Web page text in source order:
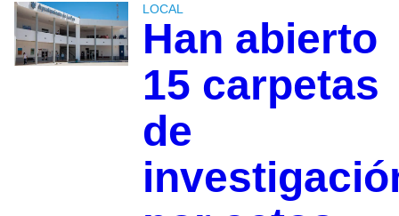
LOCAL
Han abierto
15 carpetas
de